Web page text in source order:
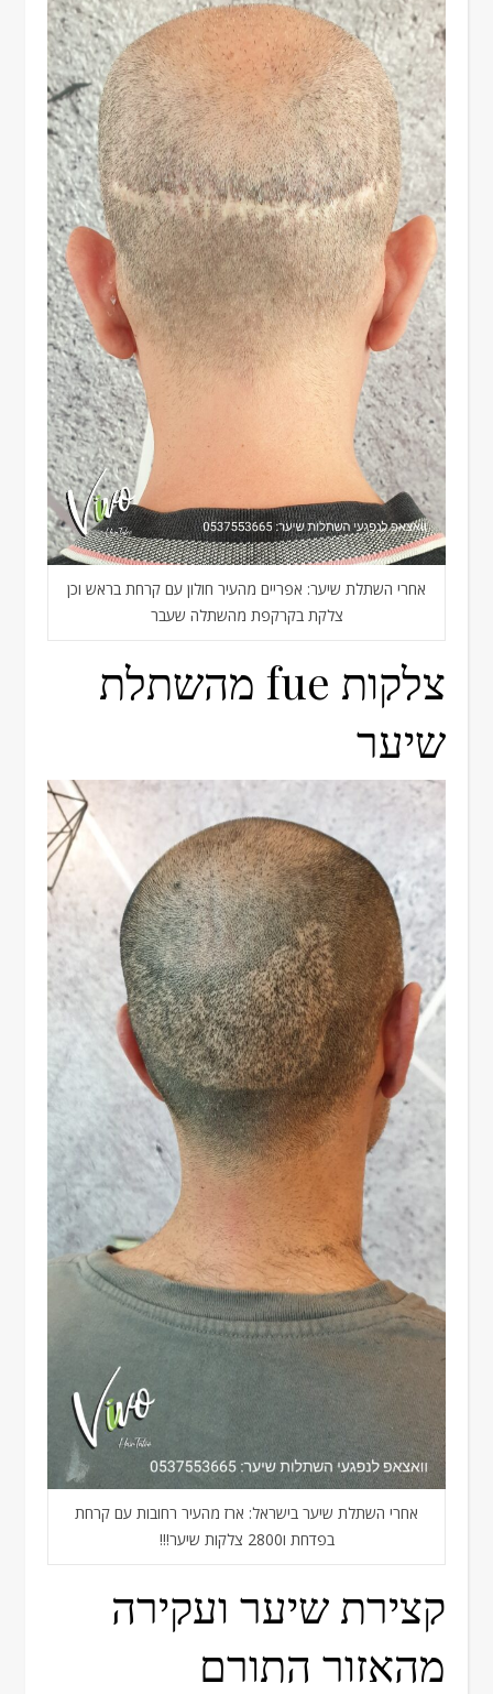
אחרי השתלת שיער: אפריים מהעיר חולון עם קרחת בראש וכן
צלקת בקרקפת מהשתלה שעבר
צלקות fue מהשתלת
שיער
אחרי השתלת שיער בישראל: ארז מהעיר רחובות עם קרחת
בפדחת ו2800 צלקות שיער!!!
קצירת שיער ועקירה
מהאזור התורם